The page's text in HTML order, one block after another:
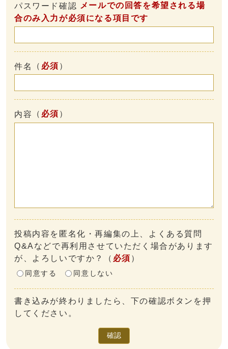
パスワード確認 メールでの回答を希望される場
合のみ入力が必須になる項目です
件名 （ 必須 ）
内容 （ 必須 ）
投稿内容を匿名化・再編集の上、よくある質問
Q&Aなどで再利用させていただく場合があります
が、よろしいですか？
（ 必須 ）
同意する 同意しない
書き込みが終わりましたら、下の確認ボタンを押
してください。
確認